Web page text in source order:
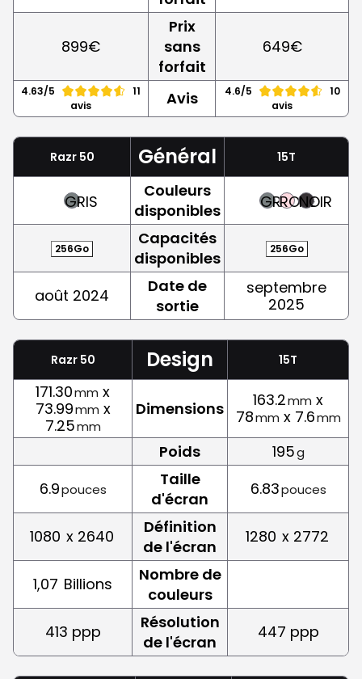
899€
Prix
sans
forfait
649€
4.63/5
11
avis
Avis 4.6/5
10
avis
Razr 50 Général 15T
GRIS
Couleurs
disponibles
GRISROSENOIR
256Go
Capacités
disponibles
256Go
août 2024
Date de
sortie
septembre
2025
Razr 50 Design 15T
171.30mm x
73.99mm x
7.25mm
Dimensions 163.2mm x
78mm x 7.6mm
Poids 195g
6.9pouces
Taille
d'écran
6.83pouces
1080 x 2640
Définition
de l'écran
1280 x 2772
1,07 Billions
Nombre de
couleurs
413 ppp
Résolution
de l'écran
447 ppp